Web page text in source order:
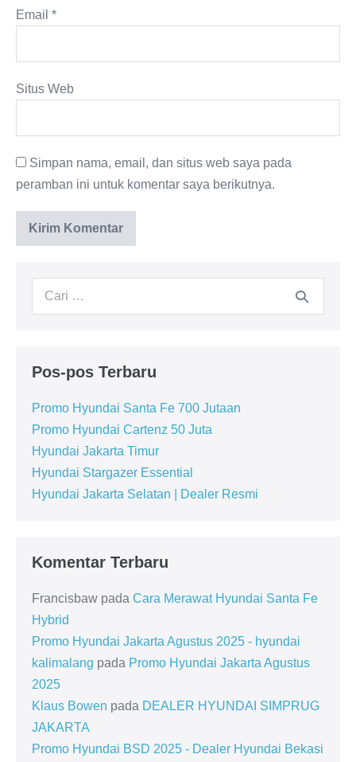
Email *
Situs Web
Simpan nama, email, dan situs web saya pada
peramban ini untuk komentar saya berikutnya.
Pencarian
Pos-pos Terbaru
Promo Hyundai Santa Fe 700 Jutaan
Promo Hyundai Cartenz 50 Juta
Hyundai Jakarta Timur
Hyundai Stargazer Essential
Hyundai Jakarta Selatan | Dealer Resmi
Komentar Terbaru
Francisbaw pada Cara Merawat Hyundai Santa Fe
Hybrid
Promo Hyundai Jakarta Agustus 2025 - hyundai
kalimalang pada Promo Hyundai Jakarta Agustus
2025
Klaus Bowen pada DEALER HYUNDAI SIMPRUG
JAKARTA
Promo Hyundai BSD 2025 - Dealer Hyundai Bekasi